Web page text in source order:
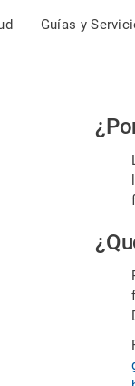
Guías y
Por
es